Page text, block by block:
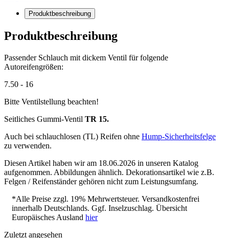
Produktbeschreibung
Produktbeschreibung
Passender Schlauch mit dickem Ventil für folgende
Autoreifengrößen:
7.50 - 16
Bitte Ventilstellung beachten!
Seitliches Gummi-Ventil TR 15.
Auch bei schlauchlosen (TL) Reifen ohne Hump-Sicherheitsfelge
zu verwenden.
Diesen Artikel haben wir am 18.06.2026 in unseren Katalog
aufgenommen. Abbildungen ähnlich. Dekorationsartikel wie z.B.
Felgen / Reifenständer gehören nicht zum Leistungsumfang.
*Alle Preise zzgl. 19% Mehrwertsteuer. Versandkostenfrei
innerhalb Deutschlands. Ggf. Inselzuschlag. Übersicht
Europäisches Ausland hier
Zuletzt angesehen